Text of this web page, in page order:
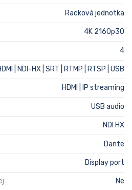
Racková jednotka
4K 2160p30
4
| NDI-HX | SRT | RTMP | RTSP | USB
HDMI | IP streaming
USB audio
NDI HX
Dante
Display port
Ne